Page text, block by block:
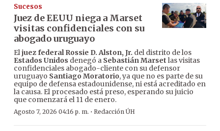
Sucesos
Juez de EEUU niega a Marset
visitas confidenciales con su
abogado uruguayo
Eljuez federal Rossie D. Alston, Jr. del distrito de los
Estados Unidos denegó a Sebastián Marset las visitas
confidenciales abogado-cliente con su defensor
uruguayo Santiago Moratorio, ya que no es parte de su
equipo de defensa estadounidense, ni está acreditado en
la causa. El procesado está preso, esperando su juicio
que comenzará el 11 de enero.
Agosto 7, 2026 04:16 p. m. · Redacción ÚH